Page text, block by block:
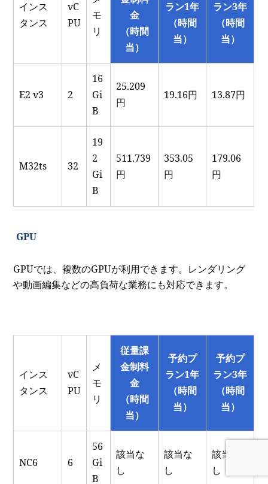
インス
タンス
vC
PU
モ
リ
金
（時間
当）
ラン1年
（時間
当）
ラン3年
（時間
当）
E2 v3 2
16
Gi
B
25.209
円
19.16円 13.87円
M32ts 32
19
2
Gi
B
511.739
円
353.05
円
179.06
円
GPU
GPUでは、複数のGPUが利用できます。レンダリング
や動画編集などの高負荷な業務にも対応できます。
インス
タンス
vC
PU
メ
モ
リ
従量課
金制料
金
（時間
当）
予約プ
ラン1年
（時間
当）
予約プ
ラン3年
（時間
当）
NC6 6
56
Gi
B
該当な
し
該当な
し
該当な
し